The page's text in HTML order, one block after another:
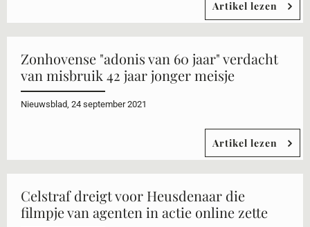
Artikel lezen
Zonhovense "adonis van 60 jaar" verdacht
van misbruik 42 jaar jonger meisje
Nieuwsblad, 24 september 2021
Artikel lezen
Celstraf dreigt voor Heusdenaar die
filmpje van agenten in actie online zette